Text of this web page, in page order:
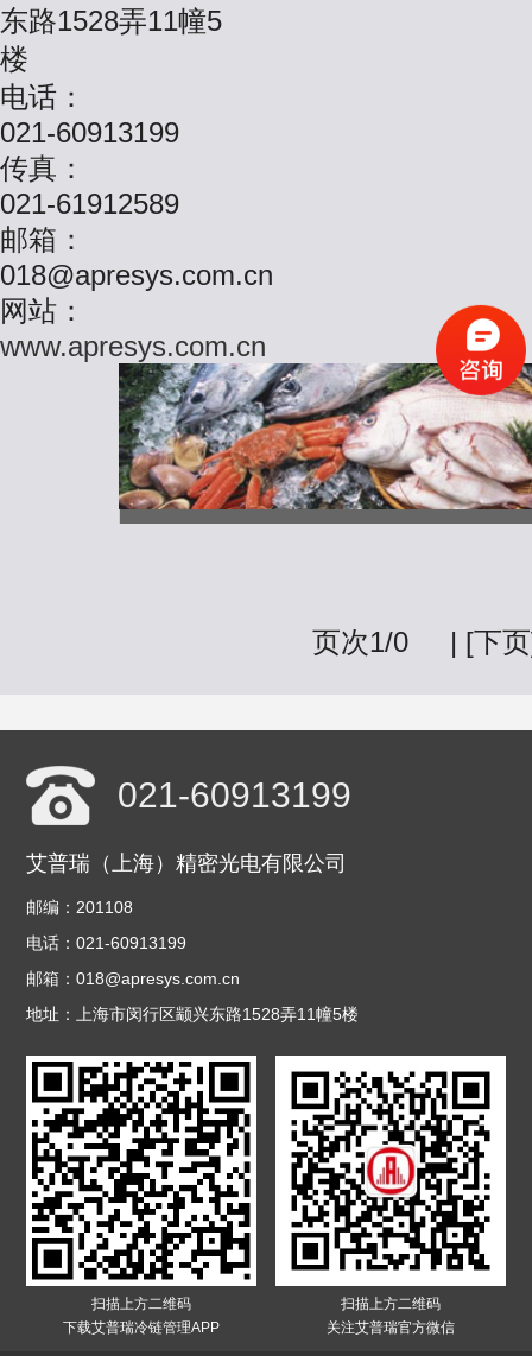
东路1528弄11幢5
楼
电话：
021-60913199
传真：
021-61912589
邮箱：
018@apresys.com.cn
网站：
www.apresys.com.cn
页次1/0 | [下
021-60913199
艾普瑞（上海）精密光电有限公司
邮编：201108
电话：021-60913199
邮箱：018@apresys.com.cn
地址：上海市闵行区颛兴东路1528弄11幢5楼
扫描上方二维码
下载艾普瑞冷链管理APP
扫描上方二维码
关注艾普瑞官方微信